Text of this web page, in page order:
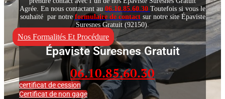
Agrée. En nous contactant au 06.10.85.60.30 Toutefois si vous le
souhaité par notreformulaire de contactsur notre site Épaviste
Suresnes Gratuit (92150).
Nos Formalités Et Procédure
Épaviste Suresnes Gratuit
06.10.85.60.30
certificat de cession
Certificat de non gage